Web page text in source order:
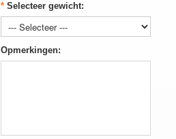
* Selecteer gewicht:
Opmerkingen: